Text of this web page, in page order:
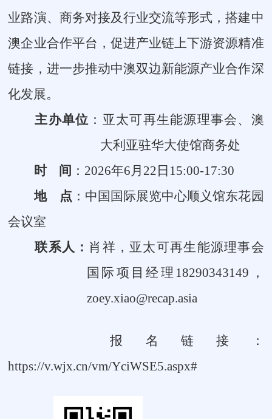
业路演、商务对接及行业交流等形式，搭建中
澳企业合作平台，促进产业链上下游资源精准
链接，进一步推动中澳双边新能源产业合作深
化发展。
主办单位 ： 亚太可再生能源理事会、 澳
大利亚驻华大使馆商务处
时
间 ： 2026年6月 22 日 15:00-1 7:30
地
点 ：中国国际展览中心顺义馆东花园
会议室
联系人： 肖祥，亚太可再生能源理事会
国际项目经理 18290343149，
zoey.xiao@recap.asia
报名链接：
https://v.wjx.cn/vm/YciWSE5.aspx#